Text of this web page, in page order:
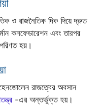
ও রাজনৈতিক দিক দিয়ে দ্রুত
কনফেডারেশন এবং তারপর
পরিণত হয়।
রাজত্বের অবসান
-এর অন্তর্ভুক্ত হয়।